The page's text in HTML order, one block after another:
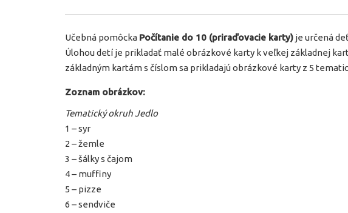
Učebná pomôcka Počítanie do 10 (priraďovacie karty) je určená
Úlohou detí je prikladať malé obrázkové karty k veľkej základnej
základným kartám s číslom sa prikladajú obrázkové karty z 5
Zoznam obrázkov:
Tematický okruh Jedlo
1 – syr
2 – žemle
3 – šálky s čajom
4 – muffiny
5 – pizze
6 – sendviče